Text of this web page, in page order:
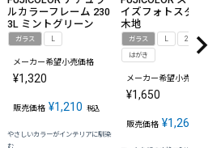
ルカラーフレーム 230
3L ミントグリーン
ガラス
メーカー希望小売価格
¥1,320
販売価格 ¥1,210 税込
やさしいカラーがインテリアに馴染
む
イズフォトスタンド
木地
ガラス
2L
はがき
メーカー希望小売価格
¥1,650
販売価格 ¥1,265